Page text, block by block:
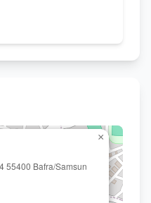
55400 Bafra/Samsun
×